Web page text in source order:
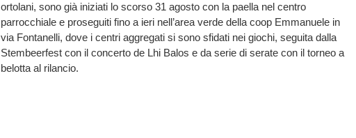
ortolani, sono già iniziati lo scorso 31 agosto con la paella nel centro
parrocchiale e proseguiti fino a ieri nell’area verde della coop Emmanuele in
via Fontanelli, dove i centri aggregati si sono sfidati nei giochi, seguita dalla
Stembeerfest con il concerto de Lhi Balos e da serie di serate con il torneo a
belotta al rilancio.